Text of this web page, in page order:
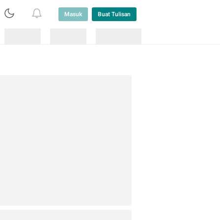
Masuk Buat Tulisan